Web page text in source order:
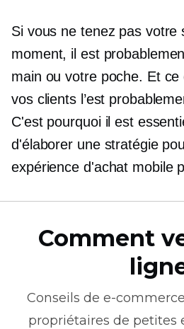
Si vous ne tenez pas votre
moment, il est
main ou votre poche. Et
vos clients l’est
C'est pourquoi il est
d'élaborer une stratégie
expérience d'achat mobile
Comment
Conseils de e-commerce
propriétaires de petites